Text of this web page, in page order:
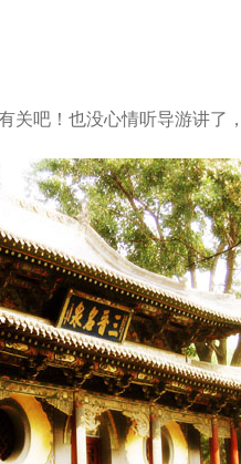
吧！也没心情听导游讲了